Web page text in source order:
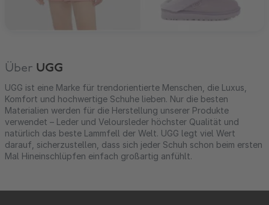
Über UGG
UGG ist eine Marke für trendorientierte Menschen, die Luxus,
Komfort und hochwertige Schuhe lieben. Nur die besten
Materialien werden für die Herstellung unserer Produkte
verwendet – Leder und Veloursleder höchster Qualität und
natürlich das beste Lammfell der Welt. UGG legt viel Wert
darauf, sicherzustellen, dass sich jeder Schuh schon beim ersten
Mal Hineinschlüpfen einfach großartig anfühlt.